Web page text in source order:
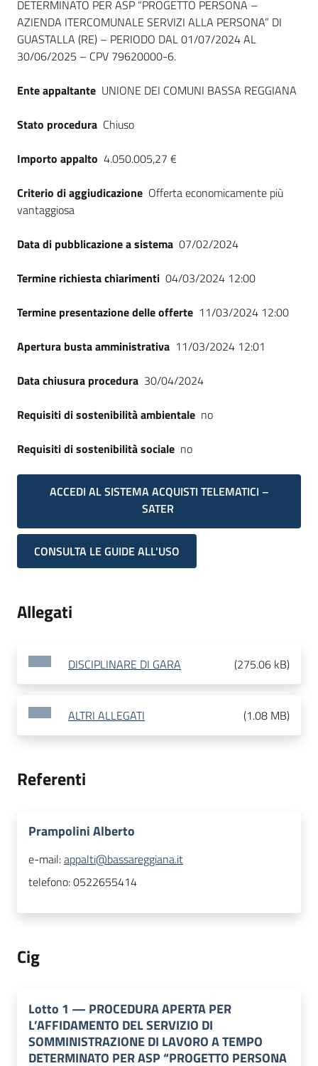
DETERMINATO PER ASP “PROGETTO PERSONA –
AZIENDA ITERCOMUNALE SERVIZI ALLA PERSONA” DI
GUASTALLA (RE) – PERIODO DAL 01/07/2024 AL
30/06/2025 – CPV 79620000-6.
Ente appaltante UNIONE DEI COMUNI BASSA REGGIANA
Stato procedura Chiuso
Importo appalto 4.050.005,27 €
Criterio di aggiudicazione Offerta economicamente più
vantaggiosa
Data di pubblicazione a sistema 07/02/2024
Termine richiesta chiarimenti 04/03/2024 12:00
Termine presentazione delle offerte 11/03/2024 12:00
Apertura busta amministrativa 11/03/2024 12:01
Data chiusura procedura 30/04/2024
Requisiti di sostenibilità ambientale no
Requisiti di sostenibilità sociale no
ACCEDI AL SISTEMA ACQUISTI TELEMATICI –
SATER
CONSULTA LE GUIDE ALL'USO
Allegati
DISCIPLINARE DI GARA (275.06 kB)
ALTRI ALLEGATI (1.08 MB)
Referenti
Prampolini Alberto
e-mail:appalti@bassareggiana.it
telefono:0522655414
Cig
Lotto 1 — PROCEDURA APERTA PER
L’AFFIDAMENTO DEL SERVIZIO DI
SOMMINISTRAZIONE DI LAVORO A TEMPO
DETERMINATO PER ASP “PROGETTO PERSONA